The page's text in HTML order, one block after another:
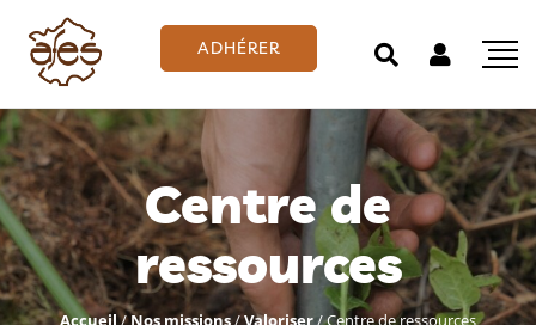
ADHÉRER
Centre de
ressources
Accueil/Nos missions/Valoriser/Centre de ressources